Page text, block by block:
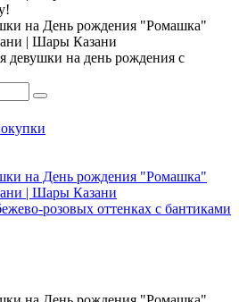
девушки на день рождения с
розовых оттенках с бантиками